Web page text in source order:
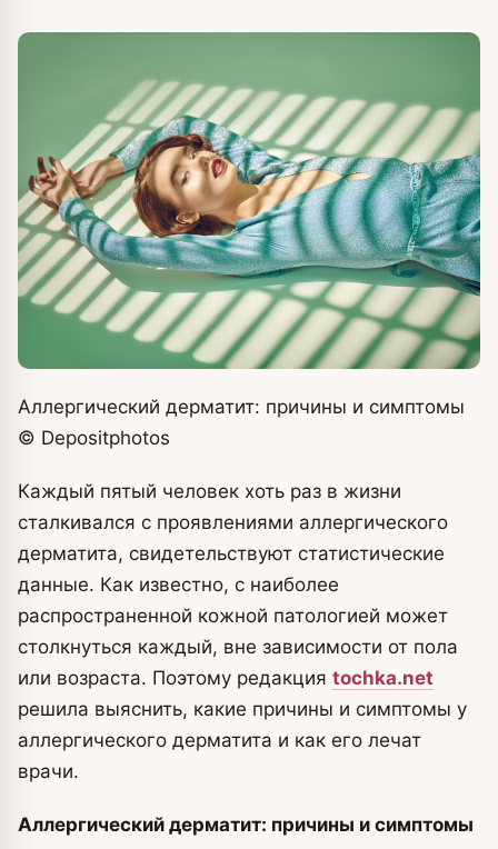
Аллергический дерматит: причины и симптомы
© Depositphotos
Каждый пятый человек хоть раз в жизни
сталкивался с проявлениями аллергического
дерматита, свидетельствуют статистические
данные. Как известно, с наиболее
распространенной кожной патологией может
столкнуться каждый, вне зависимости от пола
или возраста. Поэтому редакция tochka.net
решила выяснить, какие причины и симптомы у
аллергического дерматита и как его лечат
врачи.
Аллергический дерматит: причины и симптомы